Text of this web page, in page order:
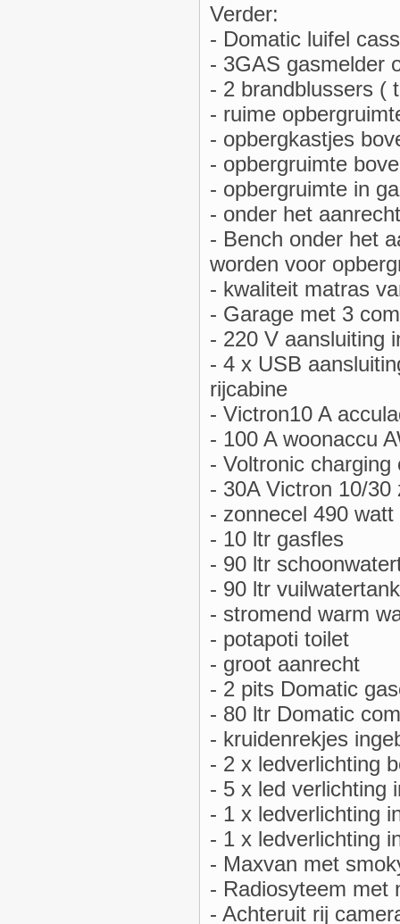
Verder:
- Domatic luifel
- 3GAS gasmelder
- 2 brandblussers (
- ruime
- opbergkastjes
- opbergruimte
- opbergruimte in
- onder het
- Bench onder het
worden voor
- kwaliteit matras
- Garage met 3
- 220 V aansluiting
- 4 x USB
rijcabine
- Victron10 A
- 100 A woonaccu
- Voltronic
- 30A Victron 10/30
- zonnecel 490
- 10 ltr gasfles
- 90 ltr
- 90 ltr vuilwatertank
- stromend warm
- potapoti toilet
- groot aanrecht
- 2 pits Domatic
- 80 ltr Domatic
- kruidenrekjes
- 2 x ledverlichting
- 5 x led verlichting
- 1 x ledverlichting
- 1 x ledverlichting
- Maxvan met
- Radiosyteem met
- Achteruit rij